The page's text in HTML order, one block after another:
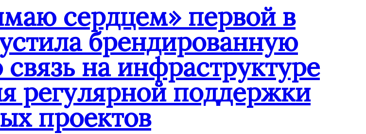
сердцем» первой в
брендированную
на инфраструктуре
регулярной поддержки
проектов